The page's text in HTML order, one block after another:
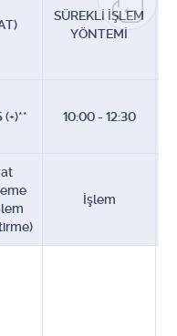
SÜREKLİ İŞLEM
YÖNTEMİ
10:00 - 12:30
İşlem